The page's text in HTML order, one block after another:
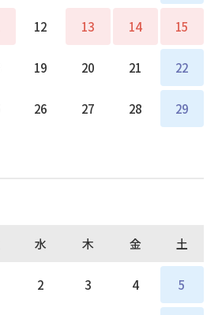
12 13 14 15
19 20 21 22
26 27 28 29
水 木 金 土
2 3 4 5